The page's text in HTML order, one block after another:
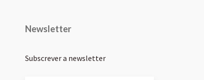
Newsletter
Subscrever a newsletter